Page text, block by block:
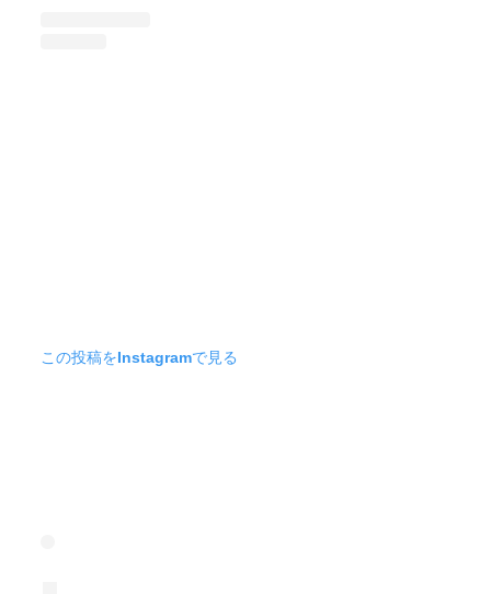
この投稿をInstagramで見る